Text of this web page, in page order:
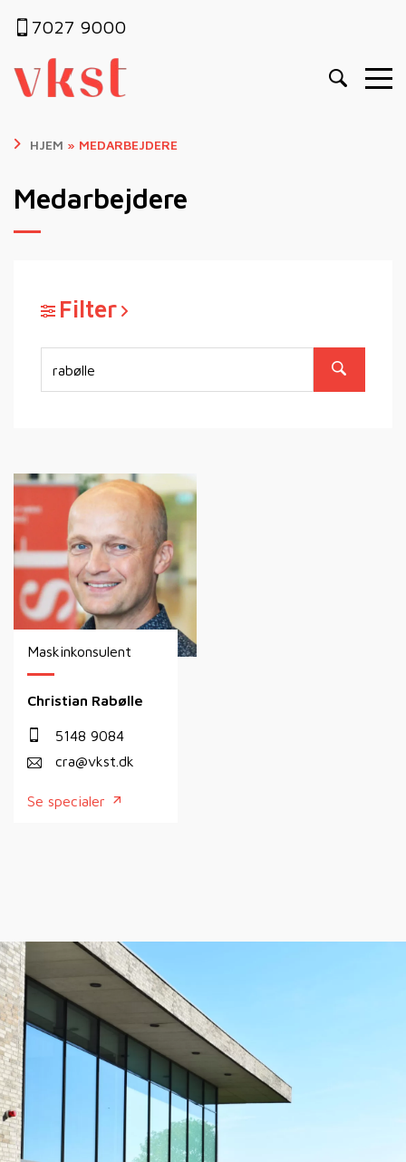
7027 9000
HJEM » MEDARBEJDERE
Medarbejdere
Filter
Maskinkonsulent
Christian Rabølle
5148 9084
cra@vkst.dk
Se specialer